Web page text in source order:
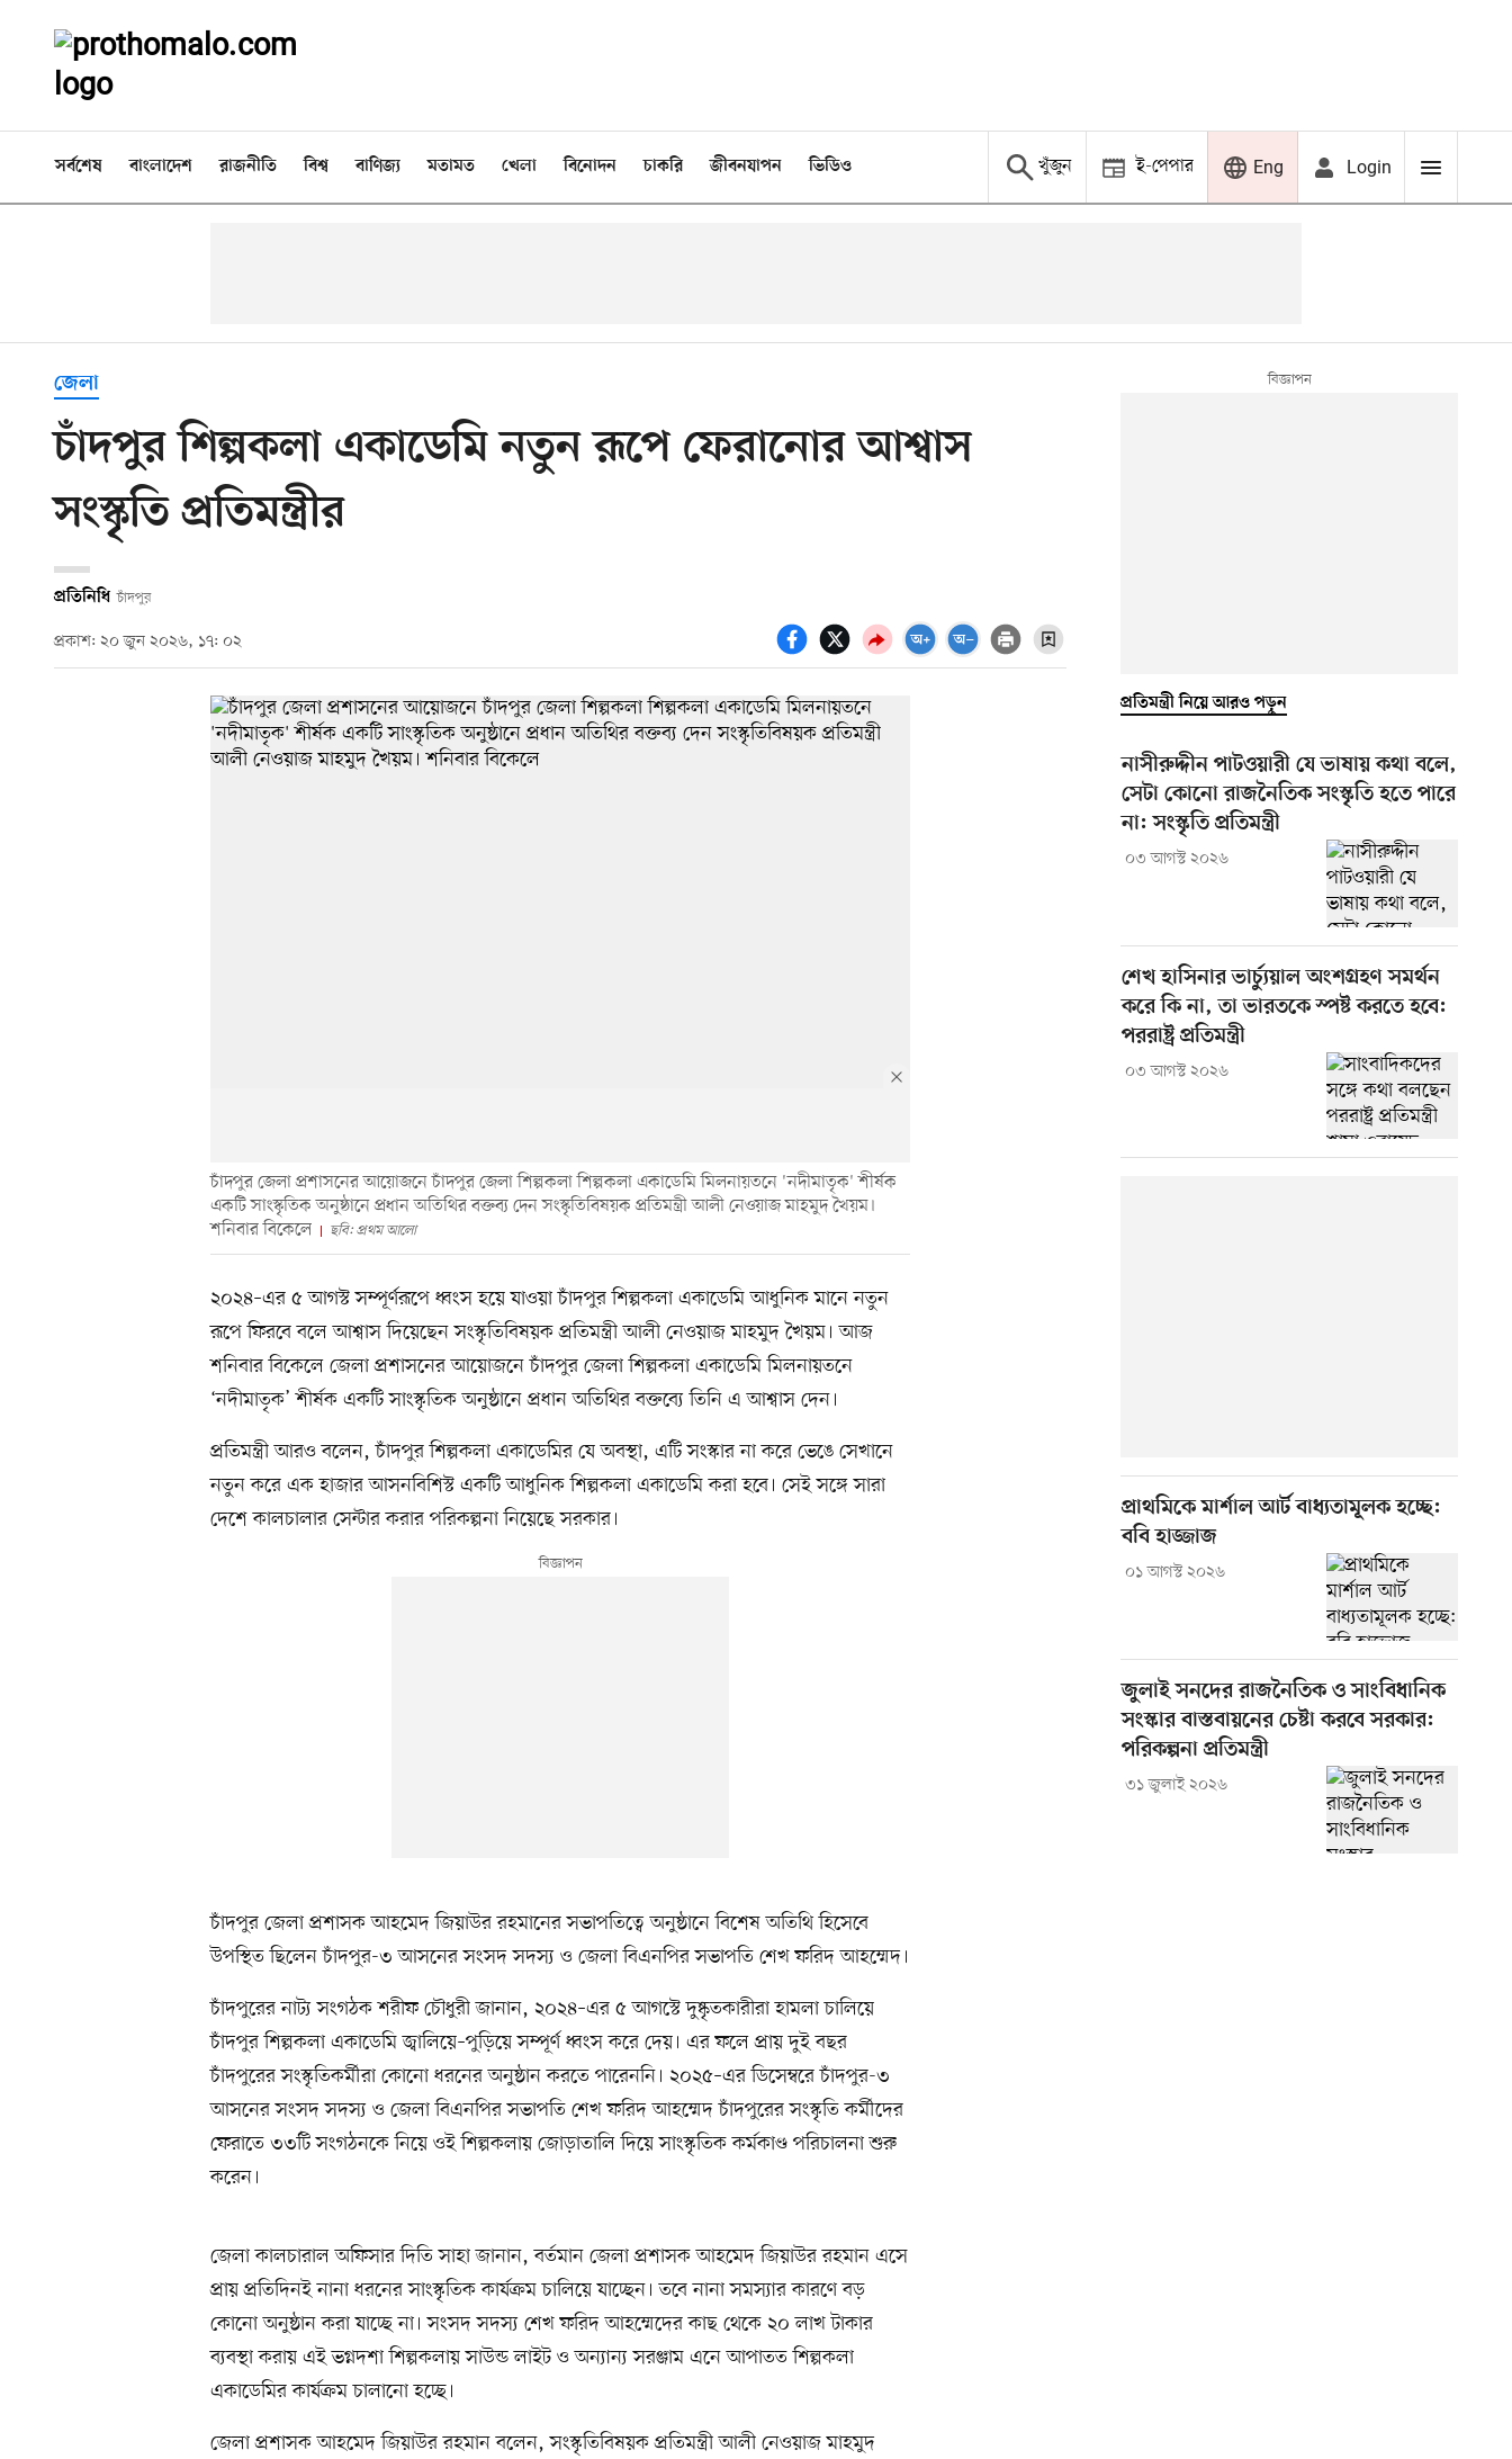
সর্বশেষ বাংলাদেশ রাজনীতি বিশ্ব বাণিজ্য মতামত খেলা বিনোদন চাকরি জীবনযাপন ভিডিও খুঁজুন ই-পেপার Eng Login
জেলা
চাঁদপুর শিল্পকলা একাডেমি নতুন রূপে ফেরানোর আশ্বাস
সংস্কৃতি প্রতিমন্ত্রীর
প্রতিনিধি চাঁদপুর
প্রকাশ: ২০ জুন ২০২৬, ১৭: ০২
চাঁদপুর জেলা প্রশাসনের আয়োজনে চাঁদপুর জেলা শিল্পকলা শিল্পকলা একাডেমি মিলনায়তনে 'নদীমাতৃক' শীর্ষক
একটি সাংস্কৃতিক অনুষ্ঠানে প্রধান অতিথির বক্তব্য দেন সংস্কৃতিবিষয়ক প্রতিমন্ত্রী আলী নেওয়াজ মাহমুদ খৈয়ম।
শনিবার বিকেলে
ছবি: প্রথম আলো
২০২৪–এর ৫ আগস্ট সম্পূর্ণরূপে ধ্বংস হয়ে যাওয়া চাঁদপুর শিল্পকলা একাডেমি আধুনিক মানে নতুন
রূপে ফিরবে বলে আশ্বাস দিয়েছেন সংস্কৃতিবিষয়ক প্রতিমন্ত্রী আলী নেওয়াজ মাহমুদ খৈয়ম। আজ
শনিবার বিকেলে জেলা প্রশাসনের আয়োজনে চাঁদপুর জেলা শিল্পকলা একাডেমি মিলনায়তনে
‘নদীমাতৃক’ শীর্ষক একটি সাংস্কৃতিক অনুষ্ঠানে প্রধান অতিথির বক্তব্যে তিনি এ আশ্বাস দেন।
প্রতিমন্ত্রী আরও বলেন, চাঁদপুর শিল্পকলা একাডেমির যে অবস্থা, এটি সংস্কার না করে ভেঙে সেখানে
নতুন করে এক হাজার আসনবিশিস্ট একটি আধুনিক শিল্পকলা একাডেমি করা হবে। সেই সঙ্গে সারা
দেশে কালচালার সেন্টার করার পরিকল্পনা নিয়েছে সরকার।
চাঁদপুর জেলা প্রশাসক আহমেদ জিয়াউর রহমানের সভাপতিত্বে অনুষ্ঠানে বিশেষ অতিথি হিসেবে
উপস্থিত ছিলেন চাঁদপুর-৩ আসনের সংসদ সদস্য ও জেলা বিএনপির সভাপতি শেখ ফরিদ আহম্মেদ।
চাঁদপুরের নাট্য সংগঠক শরীফ চৌধুরী জানান, ২০২৪–এর ৫ আগস্টে দুষ্কৃতকারীরা হামলা চালিয়ে
চাঁদপুর শিল্পকলা একাডেমি জ্বালিয়ে–পুড়িয়ে সম্পূর্ণ ধ্বংস করে দেয়। এর ফলে প্রায় দুই বছর
চাঁদপুরের সংস্কৃতিকর্মীরা কোনো ধরনের অনুষ্ঠান করতে পারেননি। ২০২৫–এর ডিসেম্বরে চাঁদপুর-৩
আসনের সংসদ সদস্য ও জেলা বিএনপির সভাপতি শেখ ফরিদ আহম্মেদ চাঁদপুরের সংস্কৃতি কর্মীদের
ফেরাতে ৩৩টি সংগঠনকে নিয়ে ওই শিল্পকলায় জোড়াতালি দিয়ে সাংস্কৃতিক কর্মকাণ্ড পরিচালনা শুরু
করেন।
জেলা কালচারাল অফিসার দিতি সাহা জানান, বর্তমান জেলা প্রশাসক আহমেদ জিয়াউর রহমান এসে
প্রায় প্রতিদিনই নানা ধরনের সাংস্কৃতিক কার্যক্রম চালিয়ে যাচ্ছেন। তবে নানা সমস্যার কারণে বড়
কোনো অনুষ্ঠান করা যাচ্ছে না। সংসদ সদস্য শেখ ফরিদ আহম্মেদের কাছ থেকে ২০ লাখ টাকার
ব্যবস্থা করায় এই ভগ্নদশা শিল্পকলায় সাউন্ড লাইট ও অন্যান্য সরঞ্জাম এনে আপাতত শিল্পকলা
একাডেমির কার্যক্রম চালানো হচ্ছে।
জেলা প্রশাসক আহমেদ জিয়াউর রহমান বলেন, সংস্কৃতিবিষয়ক প্রতিমন্ত্রী আলী নেওয়াজ মাহমুদ
প্রতিমন্ত্রী নিয়ে আরও পড়ুন
নাসীরুদ্দীন পাটওয়ারী যে ভাষায় কথা বলে,
সেটা কোনো রাজনৈতিক সংস্কৃতি হতে পারে
না: সংস্কৃতি প্রতিমন্ত্রী
০৩ আগস্ট ২০২৬
শেখ হাসিনার ভার্চ্যুয়াল অংশগ্রহণ সমর্থন
করে কি না, তা ভারতকে স্পষ্ট করতে হবে:
পররাষ্ট্র প্রতিমন্ত্রী
০৩ আগস্ট ২০২৬
প্রাথমিকে মার্শাল আর্ট বাধ্যতামূলক হচ্ছে:
ববি হাজ্জাজ
০১ আগস্ট ২০২৬
জুলাই সনদের রাজনৈতিক ও সাংবিধানিক
সংস্কার বাস্তবায়নের চেষ্টা করবে সরকার:
পরিকল্পনা প্রতিমন্ত্রী
৩১ জুলাই ২০২৬